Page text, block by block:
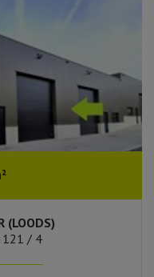
(LOODS)
121 / 4